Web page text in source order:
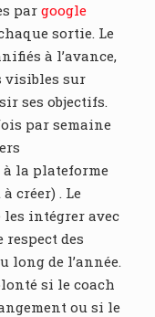
par google
sortie. Le
à l’avance,
visibles sur
ses objectifs.
par semaine
la plateforme
créer) . Le
intégrer avec
respect des
long de l’année.
si le coach
ou si le